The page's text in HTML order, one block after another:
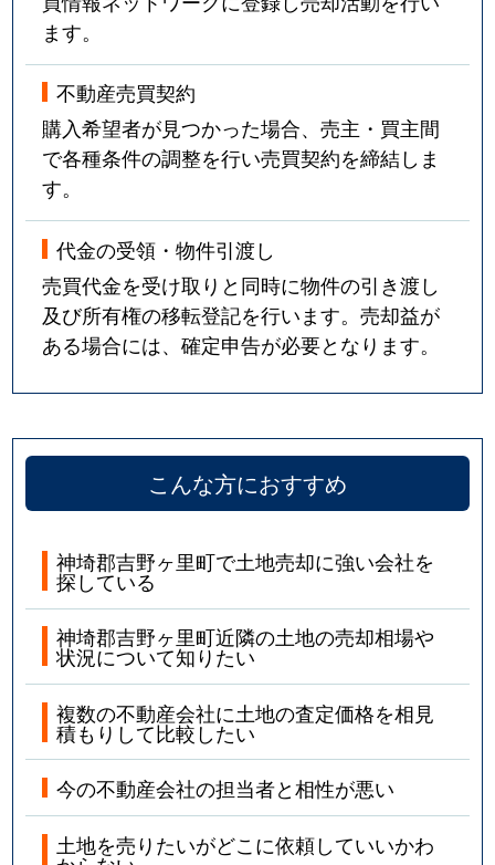
ます。
不動産売買契約
購入希望者が見つかった場合、売主・買主間
で各種条件の調整を行い売買契約を締結しま
す。
代金の受領・物件引渡し
売買代金を受け取りと同時に物件の引き渡し
及び所有権の移転登記を行います。売却益が
ある場合には、確定申告が必要となります。
こんな方におすすめ
神埼郡吉野ヶ里町で土地売却に強い会社を
探している
神埼郡吉野ヶ里町近隣の土地の売却相場や
状況について知りたい
複数の不動産会社に土地の査定価格を相見
積もりして比較したい
今の不動産会社の担当者と相性が悪い
土地を売りたいがどこに依頼していいかわ